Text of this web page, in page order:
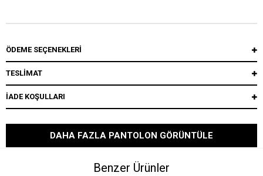
ÖDEME SEÇENEKLERI
TESLİMAT
İADE KOŞULLARI
DAHA FAZLA PANTOLON GÖRÜNTÜLE
Benzer Ürünler